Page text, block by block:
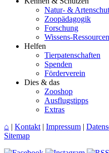
Natur- &
Zoopädagogik
Forschung
Wissens-Ressourcen
Helfen
Tierpatenschaften
Spenden
Förderverein
Dies & das
Zooshop
Ausflugstipps
Extras
⌂ | Kontakt | Impressum |
Sitemap